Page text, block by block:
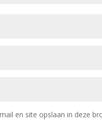
en site opslaan in deze